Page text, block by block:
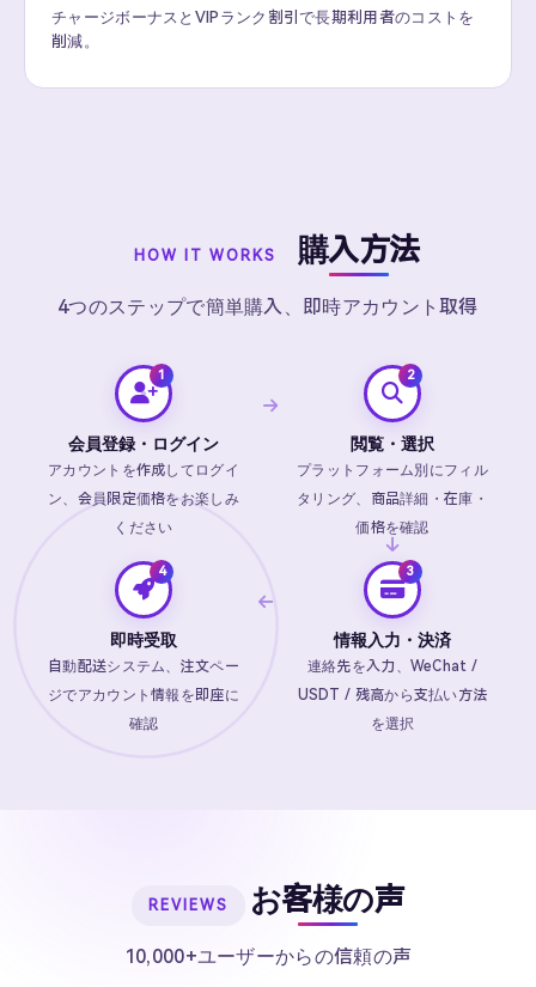
チャージボーナスとVIPランク割引で長期利用者のコストを
削減。
HOW IT WORKS 購入方法
4つのステップで簡単購入、即時アカウント取得
会員登録・ログイン
アカウントを作成してログイ
ン、会員限定価格をお楽しみ
ください
閲覧・選択
プラットフォーム別にフィル
タリング、商品詳細・在庫・
価格を確認
情報入力・決済
連絡先を入力、WeChat /
USDT / 残高から支払い方法
を選択
即時受取
自動配送システム、注文ペー
ジでアカウント情報を即座に
確認
REVIEWS お客様の声
10,000+ユーザーからの信頼の声